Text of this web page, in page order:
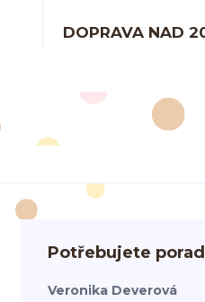
DOPRAVA NAD
Potřebujete
Veronika Deverová